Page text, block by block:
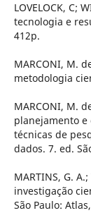
LOVELOCK, C;
tecnologia e
412p.
MARCONI, M.
metodologia
MARCONI, M.
planejamento e
técnicas de
dados. 7. ed.
MARTINS, G.
investigação
São Paulo: